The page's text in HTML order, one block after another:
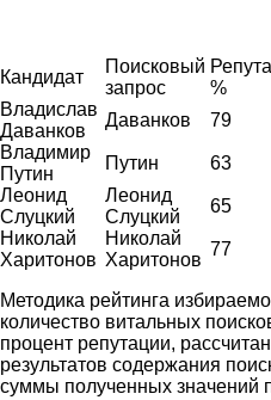
Кандидат
Поисковый
запрос
%
Владислав
Даванков
Даванков 79
Владимир
Путин
Путин 63
Леонид
Слуцкий
Леонид
Слуцкий
65
Николай
Харитонов
Николай
Харитонов
77
Методика рейтинга
количество витальных
процент репутации,
результатов содержания
суммы полученных значений